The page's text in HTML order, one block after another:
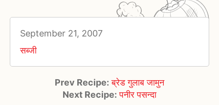
September 21, 2007
सब्जी
Prev Recipe: ब्रेड गुलाब जामुन
Next Recipe: पनीर पसन्दा